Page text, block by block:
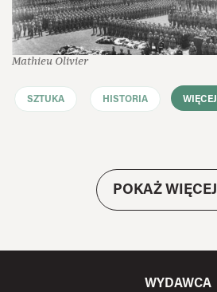
Mathieu Olivier
SZTUKA HISTORIA WIĘCEJ
POKAŻ WIĘCEJ
WYDAWCA